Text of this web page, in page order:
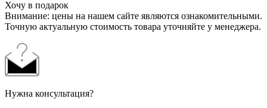
Хочу в подарок
Внимание: цены на нашем сайте являются ознакомительными.
Точную актуальную стоимость товара уточняйте у менеджера.
Нужна консультация?